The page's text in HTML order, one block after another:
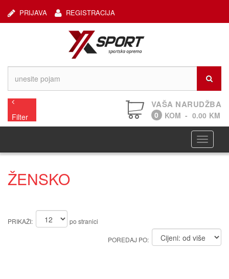
REGISTRACIJA
PRIJAVA
Filter
VAŠA NARUDŽBA
0 KOM - 0.00 KM
ŽENSKO
PRIKAŽI: po stranici
POREDAJ PO: